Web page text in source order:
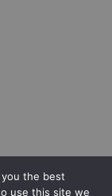
the best
use this site we